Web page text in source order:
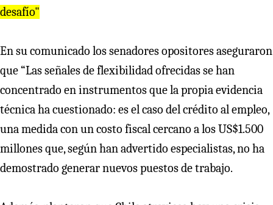
desafío"
En su comunicado los senadores opositores aseguraron
que “Las señales de flexibilidad ofrecidas se han
concentrado en instrumentos que la propia evidencia
técnica ha cuestionado: es el caso del crédito al empleo,
una medida con un costo fiscal cercano a los US$1.500
millones que, según han advertido especialistas, no ha
demostrado generar nuevos puestos de trabajo.